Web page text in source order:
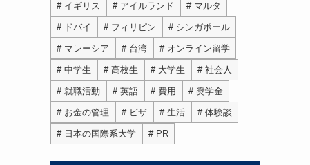
イギリス アイルランド マルタ
ドバイ フィリピン シンガポール
マレーシア 台湾 オンライン留学
中学生 高校生 大学生 社会人
就職活動 英語 費用 奨学金
お金の管理 ビザ 生活 体験談
日本の国際系大学 PR